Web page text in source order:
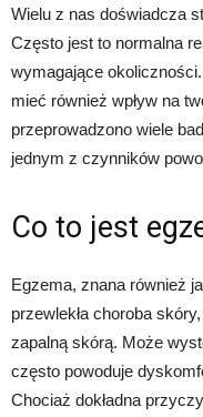
Wielu z nas doświadcza
Często jest to normalna
wymagające
mieć również wpływ na
przeprowadzono wiele
jednym z czynników
Co to jest
Egzema, znana również
przewlekła choroba
zapalną skórą. Może
często powoduje
Chociaż dokładna